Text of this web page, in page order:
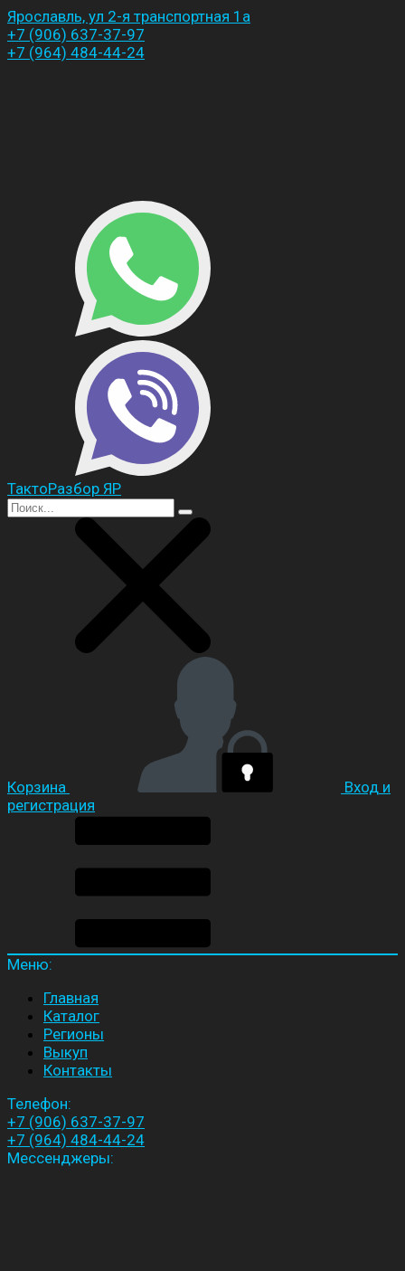
Ярославль, ул 2-я транспортная 1а
+7 (906) 637-37-97
+7 (964) 484-44-24
ТактоРазбор ЯР
Корзина
Вход и
регистрация
Меню:
Главная
Каталог
Регионы
Выкуп
Контакты
Телефон:
+7 (906) 637-37-97
+7 (964) 484-44-24
Мессенджеры: